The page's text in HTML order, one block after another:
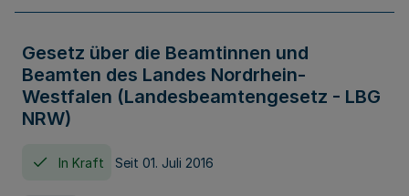
Gesetz über die Beamtinnen und
Beamten des Landes Nordrhein-
Westfalen (Landesbeamtengesetz - LBG
NRW)
In Kraft Seit 01. Juli 2016